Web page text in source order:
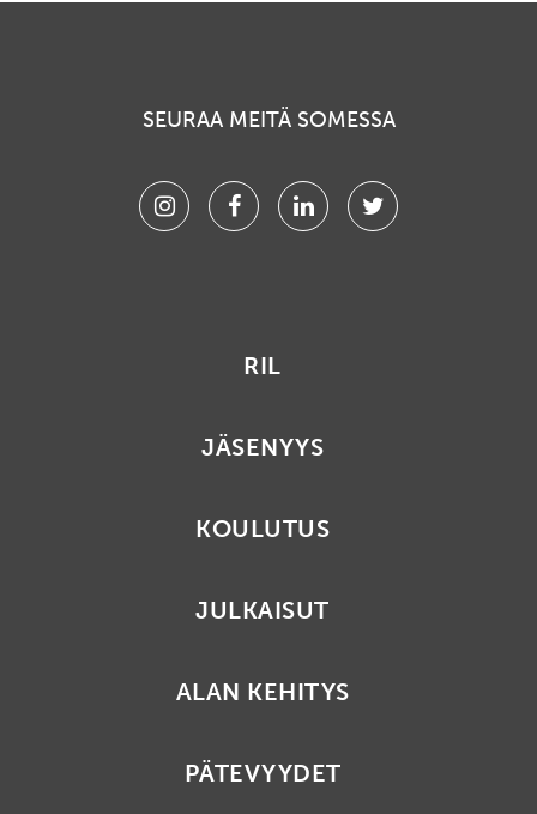
SEURAA MEITÄ SOMESSA
InstagramFacebookLinkedinTwitter
RIL
JÄSENYYS
KOULUTUS
JULKAISUT
ALAN KEHITYS
PÄTEVYYDET